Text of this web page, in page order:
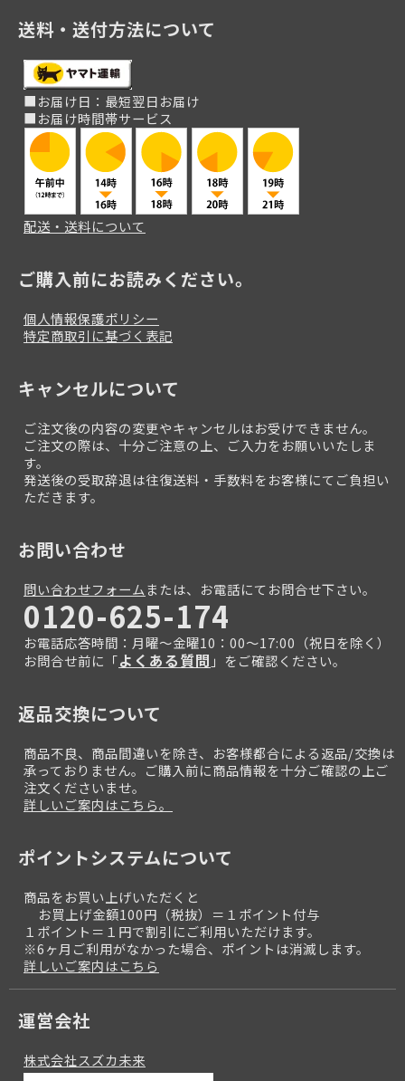
送料・送付方法について
■お届け日：最短翌日お届け
■お届け時間帯サービス
配送・送料について
ご購入前にお読みください。
個人情報保護ポリシー
特定商取引に基づく表記
キャンセルについて
ご注文後の内容の変更やキャンセルはお受けできません。
ご注文の際は、十分ご注意の上、ご入力をお願いいたしま
す。
発送後の受取辞退は往復送料・手数料をお客様にてご負担い
ただきます。
お問い合わせ
問い合わせフォームまたは、お電話にてお問合せ下さい。
0120-625-174
お電話応答時間：月曜～金曜10：00～17:00（祝日を除く）
お問合せ前に「よくある質問 」をご確認ください。
返品交換について
商品不良、商品間違いを除き、お客様都合による返品/交換は
承っておりません。ご購入前に商品情報を十分ご確認の上ご
注文くださいませ。
詳しいご案内はこちら。
ポイントシステムについて
商品をお買い上げいただくと
お買上げ金額100円（税抜）＝１ポイント付与
１ポイント＝１円で割引にご利用いただけます。
※6ヶ月ご利用がなかった場合、ポイントは消滅します。
詳しいご案内はこちら
運営会社
株式会社スズカ未来